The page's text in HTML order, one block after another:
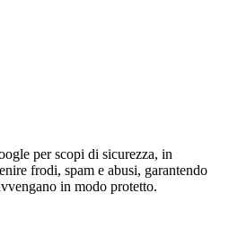
per scopi di sicurezza, in
frodi, spam e abusi, garantendo
in modo protetto.